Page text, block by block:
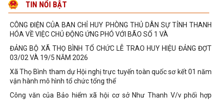
TIN NỔI BẬT
BÀO DÂN TỘC THIỂU SỐ VÀ MIỀN NÚI GIAI ĐOẠN
CÔNG ĐIỆN CỦA BAN CHỈ HUY PHÒNG THỦ DÂN SỰ TỈNH THANH
HÓA VỀ VIỆC CHỦ ĐỘNG ỨNG PHÓ VỚI BÃO SỐ 1 VÀ
ĐẢNG BỘ XÃ THỌ BÌNH TỔ CHỨC LỄ TRAO HUY HIỆU ĐẢNG ĐỢT
03/02 VÀ 19/5 NĂM 2026
Xã Thọ Bình tham dự Hội nghị trực tuyến toàn quốc sơ kết 01 năm
vận hành mô hình tổ chức tổng thể
Công văn của Bảo hiểm xã hội cơ sở Như Thanh V/v phối hợp